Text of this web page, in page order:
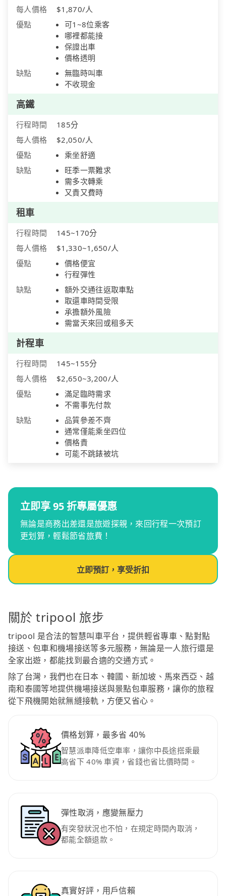
每人價格
$1,870/人
優點
可1~8位乘客
哪裡都能接
保證出車
價格透明
缺點
無臨時叫車
不收現金
高鐵
行程時間
185分
每人價格
$2,050/人
優點
乘坐舒適
缺點
旺季一票難求
需多次轉乘
又貴又費時
租車
行程時間
145~170分
每人價格
$1,330~1,650/人
優點
價格便宜
行程彈性
缺點
額外交通往返取車點
取還車時間受限
承擔額外風險
需當天來回或租多天
計程車
行程時間
145~155分
每人價格
$2,650~3,200/人
優點
滿足臨時需求
不需事先付款
缺點
品質參差不齊
通常僅能乘坐四位
價格貴
可能不跳錶被坑
立即享 95 折專屬優惠
無論是商務出差還是旅遊探親，來回行程一次預訂
更划算，輕鬆節省旅費！
立即預訂，享受折扣
關於 tripool 旅步
tripool 是合法的智慧叫車平台，提供輕省專車、點對點
接送、包車和機場接送等多元服務，無論是一人旅行還是
全家出遊，都能找到最合適的交通方式。
除了台灣，我們也在日本、韓國、新加坡、馬來西亞、越
南和泰國等地提供機場接送與景點包車服務，讓你的旅程
從下飛機開始就無縫接軌，方便又省心。
價格划算，最多省 40%
智慧派車降低空車率，讓你中長途搭乘最
高省下 40% 車資，省錢也省比價時間。
彈性取消，應變無壓力
有突發狀況也不怕，在規定時間內取消，
都能全額退款。
真實好評，用戶信賴